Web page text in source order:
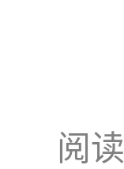
阅读